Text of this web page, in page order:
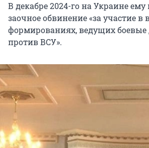
В декабре 2024-го на Украине
заочное обвинение «за участие
формированиях, ведущих боевые
против ВСУ».